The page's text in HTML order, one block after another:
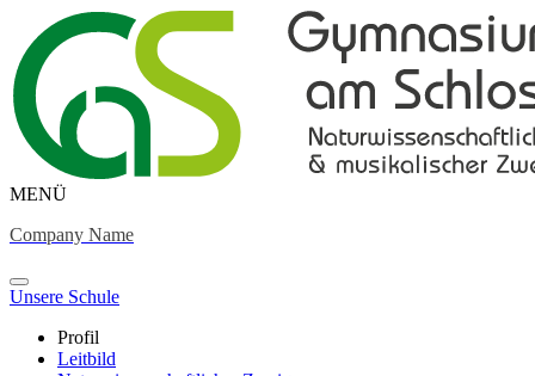
MENÜ
Company Name
Unsere Schule
Profil
Leitbild